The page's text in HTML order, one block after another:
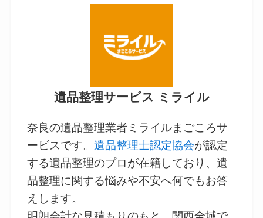
遺品整理サービス ミライル
奈良の遺品整理業者ミライルまごころサ
ービスです。遺品整理士認定協会が認定
する遺品整理のプロが在籍しており、遺
品整理に関する悩みや不安へ何でもお答
えします。